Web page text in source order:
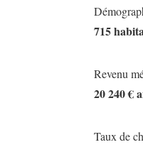
715
Revenu
20 240 €
Taux de